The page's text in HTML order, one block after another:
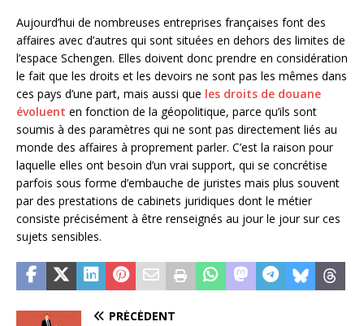
Aujourd’hui de nombreuses entreprises françaises font des
affaires avec d’autres qui sont situées en dehors des limites de
l’espace Schengen. Elles doivent donc prendre en considération
le fait que les droits et les devoirs ne sont pas les mêmes dans
ces pays d’une part, mais aussi que les droits de douane
évoluent en fonction de la géopolitique, parce qu’ils sont
soumis à des paramètres qui ne sont pas directement liés au
monde des affaires à proprement parler. C’est la raison pour
laquelle elles ont besoin d’un vrai support, qui se concrétise
parfois sous forme d’embauche de juristes mais plus souvent
par des prestations de cabinets juridiques dont le métier
consiste précisément à être renseignés au jour le jour sur ces
sujets sensibles.
PRÉCÉDENT